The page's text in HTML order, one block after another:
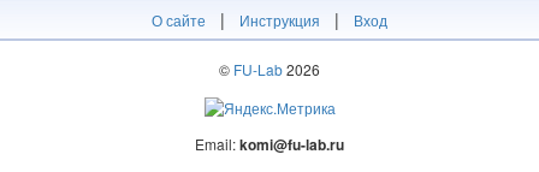
О сайте | Инструкция | Вход
© FU-Lab2026
Email:komi@fu-lab.ru